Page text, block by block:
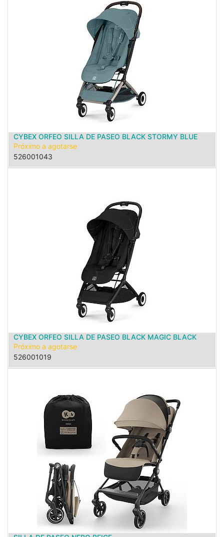
CYBEX ORFEO SILLA DE PASEO BLACK STORMY BLUE
Próximo a agotarse
526001043
CYBEX ORFEO SILLA DE PASEO BLACK MAGIC BLACK
Próximo a agotarse
526001019